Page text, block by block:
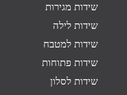
שידות מגירות
שידות לילה
שידות למטבח
שידות פתוחות
שידות לסלון